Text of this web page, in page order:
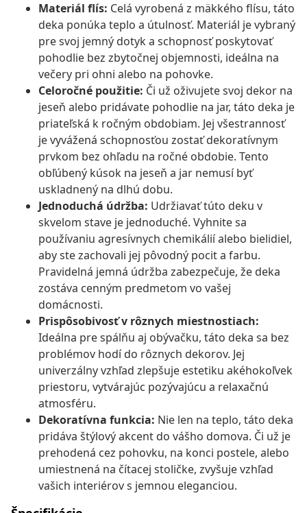
Materiál flís: Celá vyrobená z mäkkého flísu, táto
deka ponúka teplo a útulnosť. Materiál je vybraný
pre svoj jemný dotyk a schopnosť poskytovať
pohodlie bez zbytočnej objemnosti, ideálna na
večery pri ohni alebo na pohovke.
Celoročné použitie: Či už oživujete svoj dekor na
jeseň alebo pridávate pohodlie na jar, táto deka je
priateľská k ročným obdobiam. Jej všestrannosť
je vyvážená schopnosťou zostať dekoratívnym
prvkom bez ohľadu na ročné obdobie. Tento
obľúbený kúsok na jeseň a jar nemusí byť
uskladnený na dlhú dobu.
Jednoduchá údržba: Udržiavať túto deku v
skvelom stave je jednoduché. Vyhnite sa
používaniu agresívnych chemikálií alebo bielidiel,
aby ste zachovali jej pôvodný pocit a farbu.
Pravidelná jemná údržba zabezpečuje, že deka
zostáva cenným predmetom vo vašej
domácnosti.
Prispôsobivosť v rôznych miestnostiach:
Ideálna pre spálňu aj obývačku, táto deka sa bez
problémov hodí do rôznych dekorov. Jej
univerzálny vzhľad zlepšuje estetiku akéhokoľvek
priestoru, vytvárajúc pozývajúcu a relaxačnú
atmosféru.
Dekoratívna funkcia: Nie len na teplo, táto deka
pridáva štýlový akcent do vášho domova. Či už je
prehodená cez pohovku, na konci postele, alebo
umiestnená na čítacej stoličke, zvyšuje vzhľad
vašich interiérov s jemnou eleganciou.